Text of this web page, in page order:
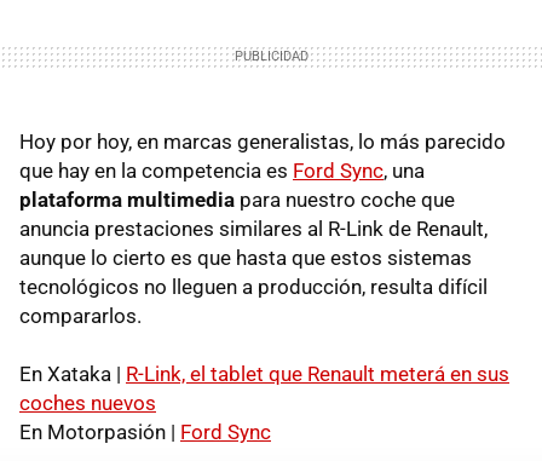
Hoy por hoy, en marcas generalistas, lo más parecido
que hay en la competencia es Ford Sync, una
plataforma multimedia para nuestro coche que
anuncia prestaciones similares al R-Link de Renault,
aunque lo cierto es que hasta que estos sistemas
tecnológicos no lleguen a producción, resulta difícil
compararlos.
En Xataka | R-Link, el tablet que Renault meterá en sus
coches nuevos
En Motorpasión | Ford Sync